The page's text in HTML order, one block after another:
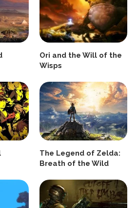
Ori and the Will of the
Wisps
The Legend of Zelda:
Breath of the Wild